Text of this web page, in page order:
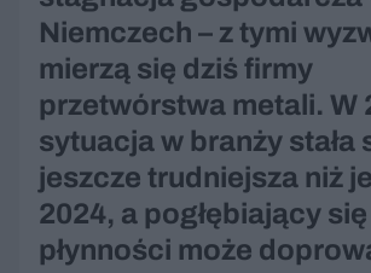
Niemczech – z tymi
mierzą się dziś firmy
przetwórstwa metali. W
sytuacja w branży stała
jeszcze trudniejsza niż
2024, a pogłębiający
płynności może